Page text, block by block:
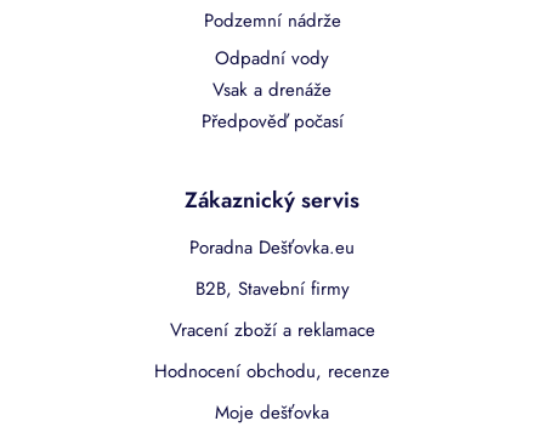
Podzemní nádrže
Odpadní vody
Vsak a drenáže
Předpověď počasí
Zákaznický servis
Poradna Dešťovka.eu
B2B, Stavební firmy
Vracení zboží a reklamace
Hodnocení obchodu, recenze
Moje dešťovka